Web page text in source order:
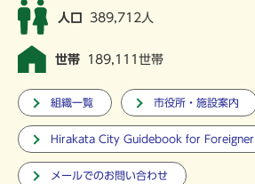
人口 389,712人
世帯 189,111世帯
組織一覧 市役所・施設案内
Hirakata City Guidebook for Foreigner
メールでのお問い合わせ